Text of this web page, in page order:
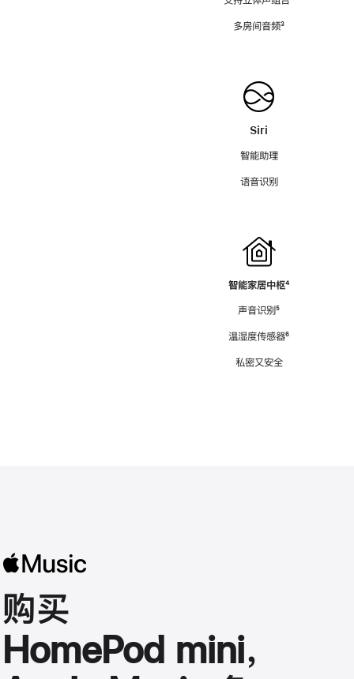
多房间音频脚
³
Siri
智能助理
语音识别
智能家居中枢脚
⁴
声音识别脚
⁵
温湿度传感器脚
⁶
私密又安全
购买
HomePod mini，